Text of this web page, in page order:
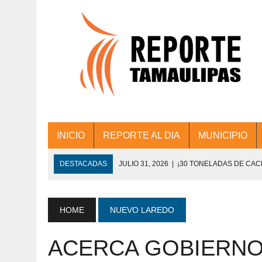
INICIO REPORTE AL DIA MUNICIPIO
DESTACADAS JULIO 31, 2026 | ¡30 TONELADAS DE
JULIO 30, 2026 | 💧🚰 ¡AGUA PARA LA COMUNIDAD!
JULIO 30, 2026 | ¡TRABAJO EN EQUIPO Y RESULTADOS!
HOME NUEVO LAREDO
ACERCA